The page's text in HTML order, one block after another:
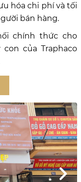
hóa chi phí và tối
bán hàng.
chính thức cho
của Traphaco